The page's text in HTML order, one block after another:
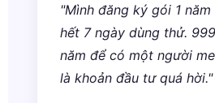
"Mình đăng ký gói 1
hết 7 ngày dùng thử.
năm để có một người
là khoản đầu tư quá hời."